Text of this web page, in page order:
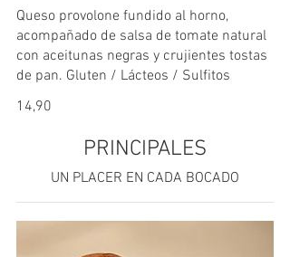
Queso provolone fundido al horno,
acompañado de salsa de tomate natural
con aceitunas negras y crujientes tostas
de pan. Gluten / Lácteos / Sulfitos
14,90
PRINCIPALES
UN PLACER EN CADA BOCADO